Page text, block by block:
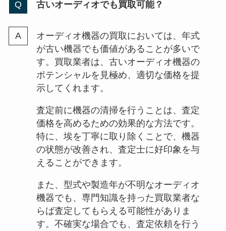
古いオーディオでも買取可能？
オーディオ機器の買取においては、年式
が古い機器でも価値があることが多いで
す。買取業者は、古いオーディオ機器の
ポテンシャルを見極め、適切な価格を提
示してくれます。
査定前に機器の清掃を行うことは、査定
価格を高めるための効果的な方法です。
特に、埃を丁寧に取り除くことで、機器
の状態が改善され、査定士に好印象を与
えることができます。
また、型式や製造年が不明なオーディオ
機器でも、専門知識を持った買取業者な
らば査定してもらえる可能性がありま
す。不確実な場合でも、査定依頼を行う